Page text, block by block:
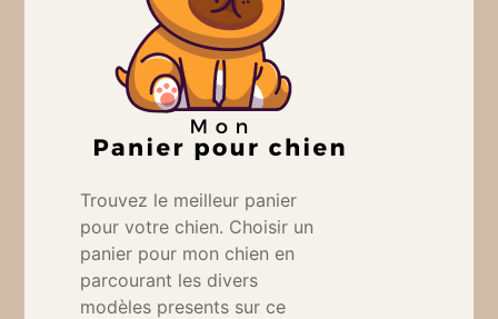
Trouvez le meilleur panier
pour votre chien. Choisir un
panier pour mon chien en
parcourant les divers
modèles presents sur ce